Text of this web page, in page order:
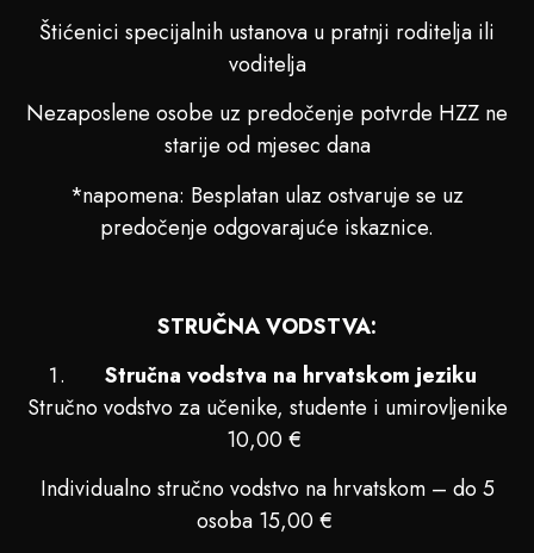
Štićenici specijalnih ustanova u pratnji roditelja ili
voditelja
Nezaposlene osobe uz predočenje potvrde HZZ ne
starije od mjesec dana
*napomena: Besplatan ulaz ostvaruje se uz
predočenje odgovarajuće iskaznice.
STRUČNA VODSTVA:
Stručna vodstva na hrvatskom jeziku
Stručno vodstvo za učenike, studente i umirovljenike
10,00 €
Individualno stručno vodstvo na hrvatskom – do 5
osoba 15,00 €